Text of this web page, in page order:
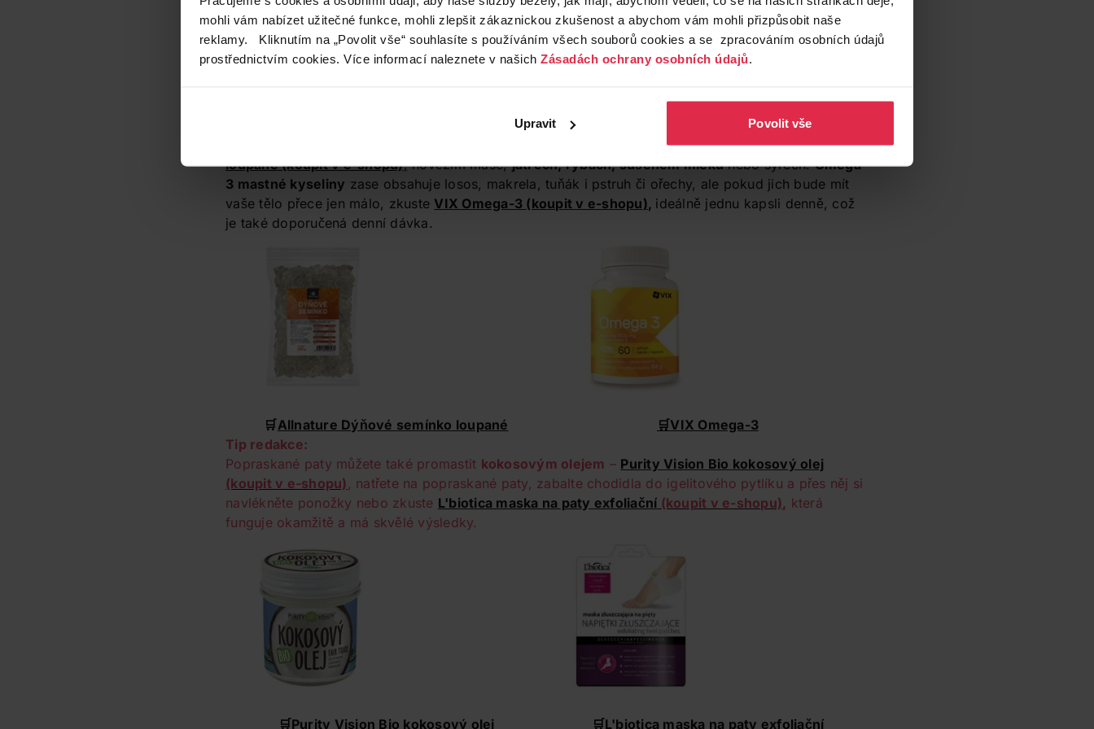
mohli vám nabízet užitečné funkce, mohli zlepšit zákaznickou zkušenost a abychom vám mohli přizpůsobit naše
reklamy. Kliknutím na „Povolit vše“ souhlasíte s používáním všech souborů cookies a se zpracováním osobních údajů
prostřednictvím cookies. Více informací naleznete v našich Zásadách ochrany osobních údajů.
Upravit Povolit vše
problémů může způsobit i obezita nebo
nedostatečnýpitný režima tím pádem špatná
hydratace. Na kvalitu kůže může mít vliv i
Allnature Dýňové semínko
loupané(koupit v e-shopu),hovězím mase,játrech, rybách, sušeném mlékunebo sýrech.Omega-
3 mastné kyseliny zase obsahuje losos, makrela, tuňák i pstruh či ořechy, ale pokud jich bude mít
vaše tělo přece jen málo, zkuste VIX Omega-3 (koupit v e-shopu), ideálně jednu kapsli denně, což
je také doporučená denní dávka.
🛒Allnature Dýňové semínko loupané 🛒VIX Omega-3
Tip redakce:
Popraskané paty můžete také promastit kokosovým olejem – Purity Vision Bio kokosový olej
(koupit v e-shopu) , natřete na popraskané paty, zabalte chodidla do igelitového pytlíku a přes něj si
navlékněte ponožky nebo zkuste L'biotica maska na paty exfoliační (koupit v e-shopu), která
funguje okamžitě a má skvělé výsledky.
🛒Purity Vision Bio kokosový olej 🛒L'biotica maska na paty exfoliační